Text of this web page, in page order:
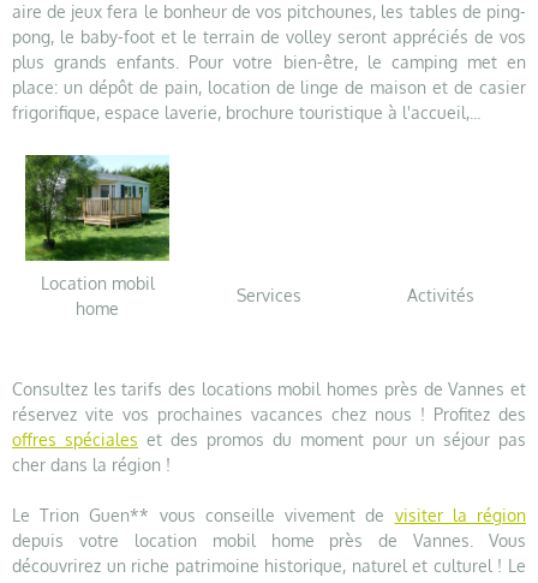
aire de jeux fera le bonheur de vos pitchounes, les tables de ping-
pong, le baby-foot et le terrain de volley seront appréciés de vos
plus grands enfants. Pour votre bien-être, le camping met en
place: un dépôt de pain, location de linge de maison et de casier
frigorifique, espace laverie, brochure touristique à l'accueil,...
Location mobil
home
Services Activités
Consultez les tarifs des locations mobil homes près de Vannes et
réservez vite vos prochaines vacances chez nous ! Profitez des
offres spéciales et des promos du moment pour un séjour pas
cher dans la région !
Le Trion Guen** vous conseille vivement de visiter la région
depuis votre location mobil home près de Vannes. Vous
découvrirez un riche patrimoine historique, naturel et culturel ! Le